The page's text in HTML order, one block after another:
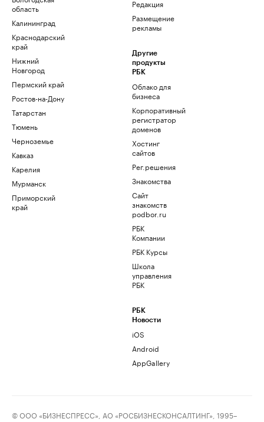
область
Калининград
Краснодарский
край
Нижний
Новгород
Пермский край
Ростов-на-Дону
Татарстан
Тюмень
Черноземье
Кавказ
Карелия
Мурманск
Приморский
край
Редакция
Размещение
рекламы
Другие
продукты
РБК
Облако для
бизнеса
Корпоративный
регистратор
доменов
Хостинг
сайтов
Рег.решения
Знакомства
Сайт
знакомств
podbor.ru
РБК
Компании
РБК Курсы
Школа
управления
РБК
РБК
Новости
iOS
Android
AppGallery
© ООО «БИЗНЕСПРЕСС», АО «РОСБИЗНЕСКОНСАЛТИНГ», 1995–